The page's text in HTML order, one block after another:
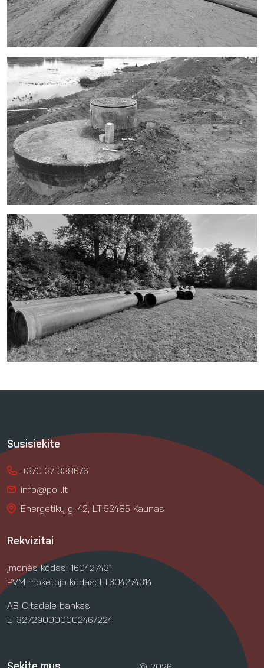
Susisiekite
+370 37 338676
info@poli.lt
Energetikų g. 42, LT-52485 Kaunas
Rekvizitai
Įmonės kodas: 160427431
PVM mokėtojo kodas: LT604274314
AB Citadele bankas
LT327290000002467224